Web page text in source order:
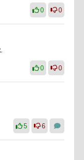
0 0
0 0
5 6